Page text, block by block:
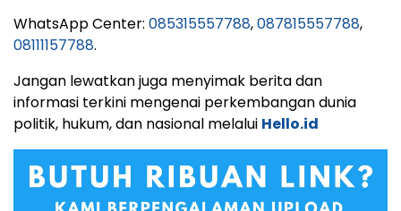
WhatsApp Center: 085315557788,087815557788,
08111157788.
Jangan lewatkan juga menyimak berita dan
informasi terkini mengenai perkembangan dunia
politik, hukum, dan nasional melalui Hello.id